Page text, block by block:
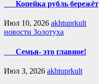
Копейка рубль бережёт
Июл 10, 2026 akhtuprkult
новости Золотуха
Семья- это главное!
Июл 3, 2026 akhtuprkult